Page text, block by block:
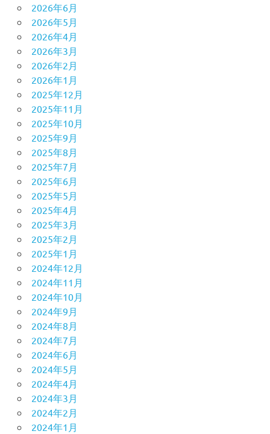
2026年6月
2026年5月
2026年4月
2026年3月
2026年2月
2026年1月
2025年12月
2025年11月
2025年10月
2025年9月
2025年8月
2025年7月
2025年6月
2025年5月
2025年4月
2025年3月
2025年2月
2025年1月
2024年12月
2024年11月
2024年10月
2024年9月
2024年8月
2024年7月
2024年6月
2024年5月
2024年4月
2024年3月
2024年2月
2024年1月